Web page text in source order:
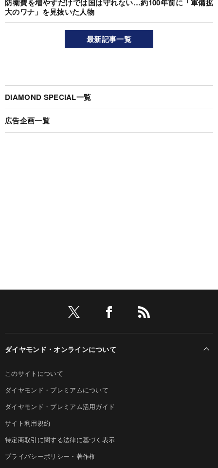
防衛費を増やすだけでは国は守れない…約100年前に「軍備拡
大のワナ」を見抜いた人物
最新記事一覧
DIAMOND SPECIAL一覧
広告企画一覧
ダイヤモンド・オンラインについて
このサイトについて
ダイヤモンド・プレミアムについて
ダイヤモンド・プレミアム活用ガイド
サイト利用規約
特定商取引に関する法律に基づく表示
プライバシーポリシー・著作権